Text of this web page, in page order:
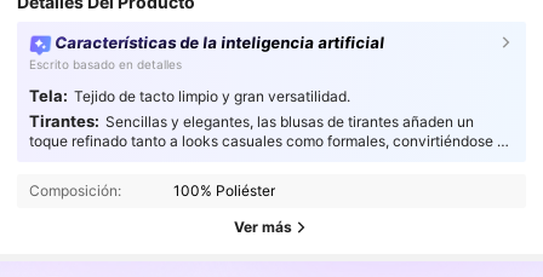
Características de la inteligencia artificial
Escrito basado en detalles
Tela: Tejido de tacto limpio y gran versatilidad.
Tirantes: Sencillas y elegantes, las blusas de tirantes añaden un
toque refinado tanto a looks casuales como formales, convirtiéndose en
Composición:
100% Poliéster
Ver más